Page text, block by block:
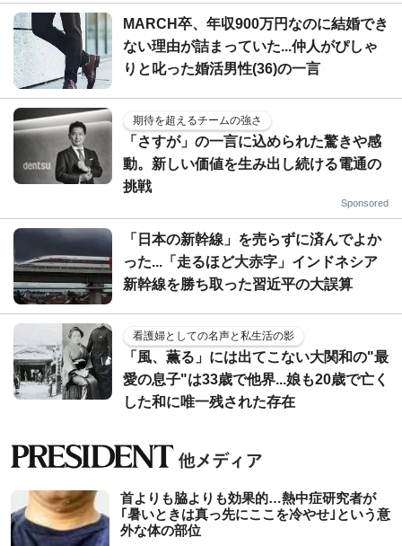
MARCH卒、年収900万円なのに結婚でき
ない理由が詰まっていた...仲人がぴしゃ
りと叱った婚活男性(36)の一言
期待を超えるチームの強さ
「さすが」の一言に込められた驚きや感
動。新しい価値を生み出し続ける電通の
挑戦
Sponsored
「日本の新幹線」を売らずに済んでよか
った...「走るほど大赤字」インドネシア
新幹線を勝ち取った習近平の大誤算
看護婦としての名声と私生活の影
「風、薫る」には出てこない大関和の"最
愛の息子"は33歳で他界...娘も20歳で亡く
した和に唯一残された存在
首よりも脇よりも効果的…熱中症研究者が
｢暑いときは真っ先にここを冷やせ｣という意
外な体の部位